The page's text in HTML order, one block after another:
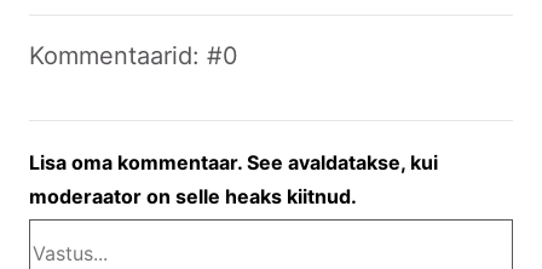
Kommentaarid: #0
Lisa oma kommentaar. See avaldatakse, kui
moderaator on selle heaks kiitnud.